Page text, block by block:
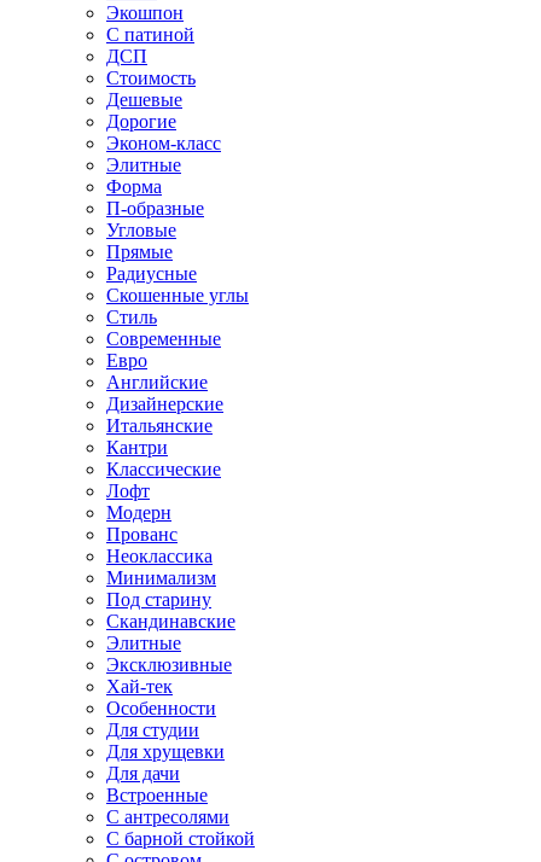
Экошпон
С патиной
ДСП
Стоимость
Дешевые
Дорогие
Эконом-класс
Элитные
Форма
П-образные
Угловые
Прямые
Радиусные
Скошенные углы
Стиль
Современные
Евро
Английские
Дизайнерские
Итальянские
Кантри
Классические
Лофт
Модерн
Прованс
Неоклассика
Минимализм
Под старину
Скандинавские
Элитные
Эксклюзивные
Хай-тек
Особенности
Для студии
Для хрущевки
Для дачи
Встроенные
С антресолями
С барной стойкой